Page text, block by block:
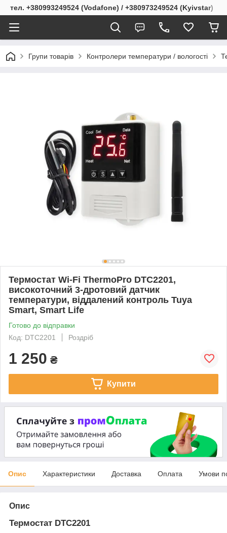
тел. +380993249524 (Vodafone) / +380973249524 (Kyivstar)
Групи товарів Контролери температури / вологості
Термостат Wi-Fi ThermoPro DTC2201,
високоточний 3-дротовий датчик
температури, віддалений контроль Tuya
Smart, Smart Life
Готово до відправки
Код: DTC2201
Роздріб
1 250 ₴
Купити
Опис Характеристики Доставка Оплата Умови
Опис
Термостат DTC2201